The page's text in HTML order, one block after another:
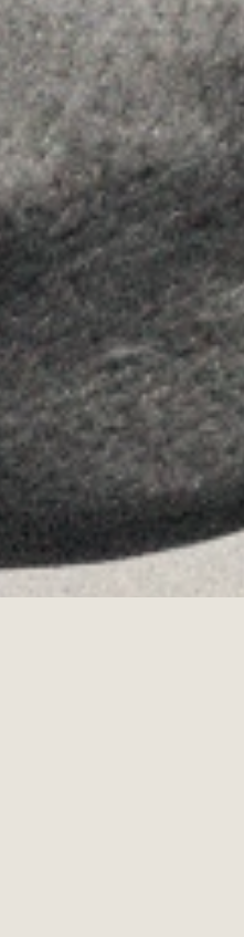
Insights
Contact
FOLLOW US
Linkedin
Instagram
Youtube
Allyon — Barcelona, Spain
Copyrights © 2026
COOKIES POLICY·